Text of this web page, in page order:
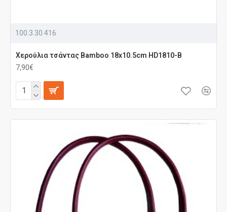
100.3.30.416
Χερούλια τσάντας Bamboo 18x10.5cm HD1810-B
7,90€